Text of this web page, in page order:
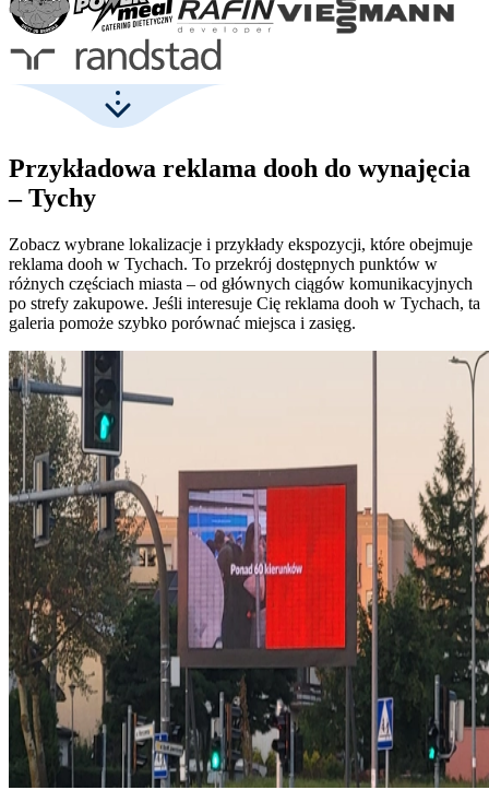
Przykładowa reklama dooh do wynajęcia
– Tychy
Zobacz wybrane lokalizacje i przykłady ekspozycji, które obejmuje
reklama dooh w Tychach. To przekrój dostępnych punktów w
różnych częściach miasta – od głównych ciągów komunikacyjnych
po strefy zakupowe. Jeśli interesuje Cię reklama dooh w Tychach, ta
galeria pomoże szybko porównać miejsca i zasięg.